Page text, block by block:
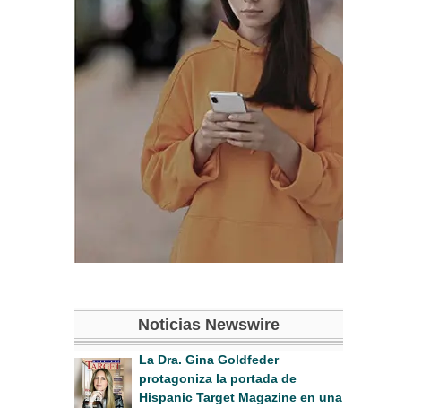
Noticias Newswire
La Dra. Gina Goldfeder
protagoniza la portada de
Hispanic Target Magazine en una